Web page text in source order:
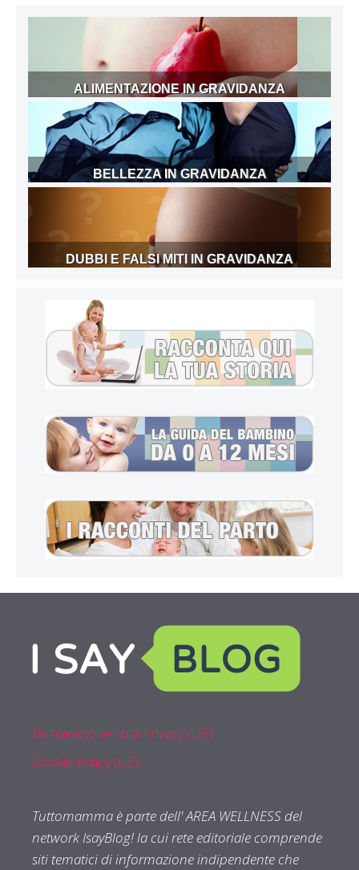
ALIMENTAZIONE IN GRAVIDANZA
BELLEZZA IN GRAVIDANZA
DUBBI E FALSI MITI IN GRAVIDANZA
Dichiarazione sulla Privacy (UE)
Cookie Policy (UE)
Tuttomamma è parte dell' AREA WELLNESS del
network IsayBlog! la cui rete editoriale comprende
siti tematici di informazione indipendente che